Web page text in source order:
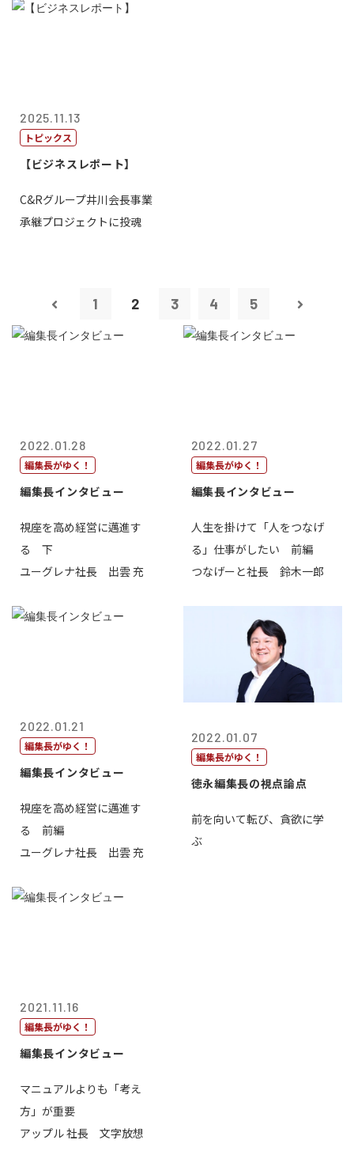
2025.11.13
トピックス
【ビジネスレポート】
C&Rグループ井川会長事業
承継プロジェクトに投魂
1 2 3 4 5
2022.01.28
編集長がゆく！
編集長インタビュー
視座を高め経営に邁進す
る 下
ユーグレナ社長 出雲 充
2022.01.27
編集長がゆく！
編集長インタビュー
人生を掛けて「人をつなげ
る」仕事がしたい 前編
つなげーと社長 鈴木一郎
2022.01.21
編集長がゆく！
編集長インタビュー
視座を高め経営に邁進す
る 前編
ユーグレナ社長 出雲 充
2022.01.07
編集長がゆく！
徳永編集長の視点論点
前を向いて転び、貪欲に学
ぶ
2021.11.16
編集長がゆく！
編集長インタビュー
マニュアルよりも「考え
方」が重要
アップル 社長 文字放想